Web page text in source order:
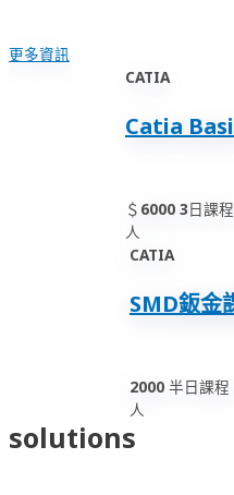
更多資訊
CATIA
Catia
＄6000 3日課程
人
CATIA
SMD鈑金
2000 半日課程
人
solutions